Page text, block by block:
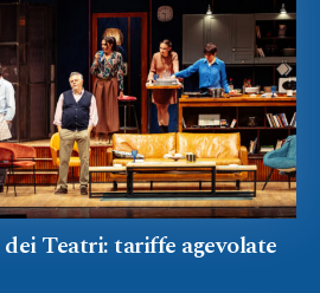
Teatri: tariffe agevolate